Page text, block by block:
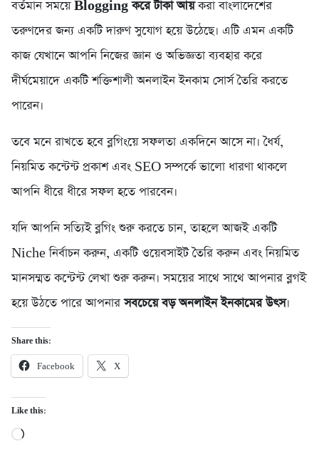
বর্তমান সময়েBlogging করে টাকা আয়করা বাংলাদেশের
তরুণদের জন্য একটি দারুণ সুযোগ হয়ে উঠেছে। এটি এমন একটি
কাজ যেখানে আপনি নিজের জ্ঞান ও অভিজ্ঞতা ব্যবহার করে
দীর্ঘমেয়াদে একটি শক্তিশালী অনলাইন ইনকাম সোর্স তৈরি করতে
পারেন।
তবে মনে রাখতে হবে ব্লগিংয়ে সফলতা একদিনে আসে না। ধৈর্য,
নিয়মিত কন্টেন্ট প্রকাশ এবং SEO সম্পর্কে ভালো ধারণা থাকলে
আপনি ধীরে ধীরে সফল হতে পারবেন।
যদি আপনি সত্যিই ব্লগিং শুরু করতে চান, তাহলে আজই একটি
Niche নির্বাচন করুন, একটি ওয়েবসাইট তৈরি করুন এবং নিয়মিত
মানসম্মত কন্টেন্ট লেখা শুরু করুন। সময়ের সাথে সাথে আপনার ব্লগই
হয়ে উঠতে পারে আপনারসবচেয়ে বড় অনলাইন ইনকামের উৎস।
Share this:
Facebook X
Like this:
Loading…